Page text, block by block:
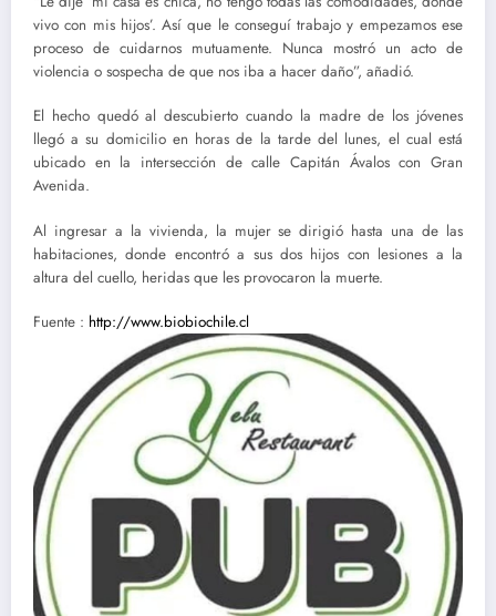
vivo con mis hijos’. Así que le conseguí trabajo y empezamos ese
proceso de cuidarnos mutuamente. Nunca mostró un acto de
violencia o sospecha de que nos iba a hacer daño”, añadió.
El hecho quedó al descubierto cuando la madre de los jóvenes
llegó a su domicilio en horas de la tarde del lunes, el cual está
ubicado en la intersección de calle Capitán Ávalos con Gran
Avenida.
Al ingresar a la vivienda, la mujer se dirigió hasta una de las
habitaciones, donde encontró a sus dos hijos con lesiones a la
altura del cuello, heridas que les provocaron la muerte.
Fuente : http://www.biobiochile.cl